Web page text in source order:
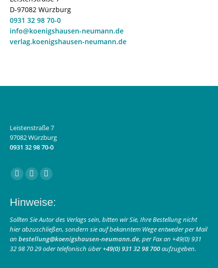
D-97082 Würzburg
0931 32 98 70-0
info@koenigshausen-neumann.de
verlag.koenigshausen-neumann.de
Leistenstraße 7
97082 Würzburg
0931 32 98 70-0
Finden Sie uns auf:
Facebook
opens
in
new
window
Instagram
opens
in
new
window
E-
page
opens
in
new
window
Hinweise:
Sollten Sie Autor des Verlags sein, bitten wir Sie, Ihre Bestellung nicht
hier abzuschließen, sondern sie auf bekanntem Wege entweder per Mail
an bestellung@koenigshausen-neumann.de, per Fax an +49(0) 931
32 98 70 29 oder telefonisch über+49(0) 931 32 98 700aufzugeben.